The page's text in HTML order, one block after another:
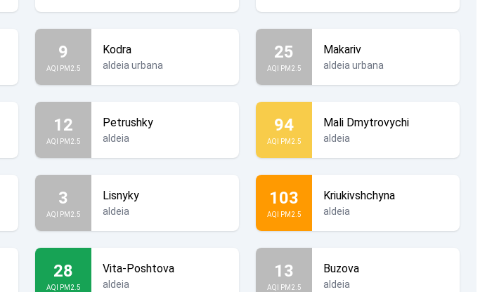
9
AQI PM2.5
Kodra
aldeia urbana
25
AQI PM2.5
Makariv
aldeia urbana
12
AQI PM2.5
Petrushky
aldeia
94
AQI PM2.5
Mali Dmytrovychi
aldeia
3
AQI PM2.5
Lisnyky
aldeia
103
AQI PM2.5
Kriukivshchyna
aldeia
28
AQI PM2.5
Vita-Poshtova
aldeia
13
AQI PM2.5
Buzova
aldeia